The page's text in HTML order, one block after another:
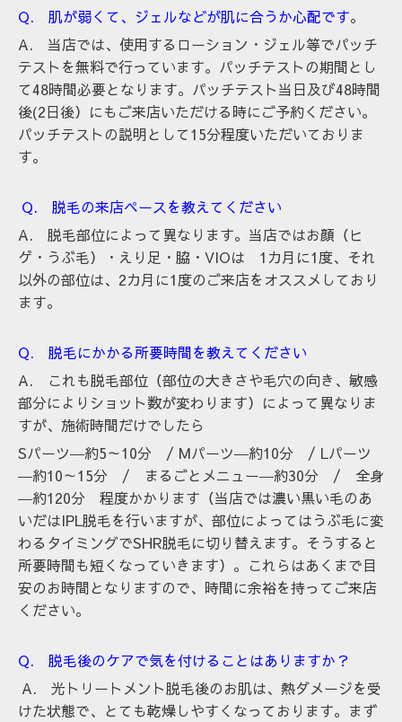
Q. 肌が弱くて、ジェルなどが肌に合うか心配です。
A. 当店では、使用するローション・ジェル等でパッチ
テストを無料で行っています。パッチテストの期間とし
て48時間必要となります。パッチテスト当日及び48時間
後(2日後）にもご来店いただける時にご予約ください。
パッチテストの説明として15分程度いただいておりま
す。
Q. 脱毛の来店ペースを教えてください
A. 脱毛部位によって異なります。当店ではお顔（ヒ
ゲ・うぶ毛）・えり足・脇・VIOは 1カ月に1度、 それ
以外の部位は、2カ月に1度のご来店をオススメしており
ます。
Q. 脱毛にかかる所要時間を教えてください
A. これも脱毛部位（部位の大きさや毛穴の向き、敏感
部分によりショット数が変わります）によって異なりま
すが、施術時間だけでしたら
Sパーツ―約5～10分 / Mパーツ―約10分 / Lパーツ
―約10～15分 / まるごとメニュー―約30分 / 全身
―約120分 程度かかります（当店では濃い黒い毛のあ
いだはIPL脱毛を行いますが、部位によってはうぶ毛に変
わるタイミングでSHR脱毛に切り替えます。そうすると
所要時間も短くなっていきます）。 これらはあくまで目
安のお時間となりますので、時間に余裕を持ってご来店
ください。
Q. 脱毛後のケアで気を付けることはありますか？
A. 光トリートメント脱毛後のお肌は、熱ダメージを受
けた状態で、とても乾燥しやすくなっております。まず